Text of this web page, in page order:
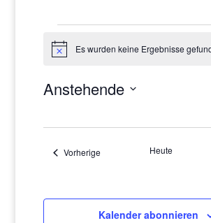
Veranstaltungen
HinweisEs wurden keine Ergebnisse
Anstehende
Vorherige VeranstaltungenHeute
Kalender abonnieren